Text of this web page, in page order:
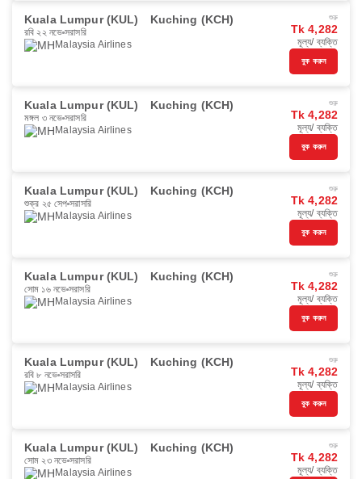
Kuala Lumpur (KUL) Kuching (KCH)
রবি ২২ নভে সরাসরি
Malaysia Airlines
শুরু
Tk 4,282
মূল্য/ ব্যক্তি
বুক করুন
Kuala Lumpur (KUL) Kuching (KCH)
মঙ্গল ৩ নভে সরাসরি
Malaysia Airlines
শুরু
Tk 4,282
মূল্য/ ব্যক্তি
বুক করুন
Kuala Lumpur (KUL) Kuching (KCH)
শুক্র ২৫ সেপ সরাসরি
Malaysia Airlines
শুরু
Tk 4,282
মূল্য/ ব্যক্তি
বুক করুন
Kuala Lumpur (KUL) Kuching (KCH)
সোম ১৬ নভে সরাসরি
Malaysia Airlines
শুরু
Tk 4,282
মূল্য/ ব্যক্তি
বুক করুন
Kuala Lumpur (KUL) Kuching (KCH)
রবি ৮ নভে সরাসরি
Malaysia Airlines
শুরু
Tk 4,282
মূল্য/ ব্যক্তি
বুক করুন
Kuala Lumpur (KUL) Kuching (KCH)
সোম ২৩ নভে সরাসরি
Malaysia Airlines
শুরু
Tk 4,282
মূল্য/ ব্যক্তি